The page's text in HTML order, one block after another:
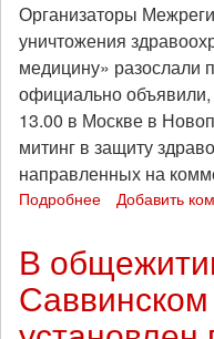
Организаторы
уничтожения
медицину» разослали
официально
13.00 в Москве в
митинг в защиту
направленных на
Подробнее
митинга
«Против
уничтожения
Добавить
В